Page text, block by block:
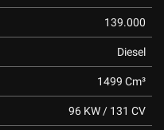
139.000
Diesel
1499 Cm³
96 KW / 131 CV